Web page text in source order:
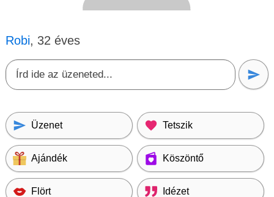
Robi, 32 éves
Üzenet Tetszik
Ajándék Köszöntő
Flört Idézet